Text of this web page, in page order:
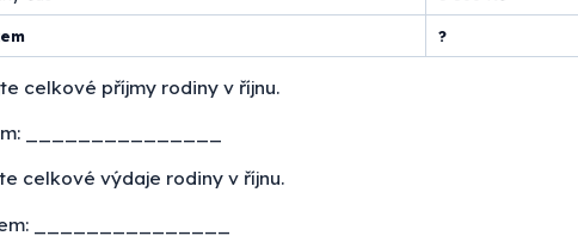
?
celkové příjmy rodiny v říjnu.
_______________
celkové výdaje rodiny v říjnu.
_______________